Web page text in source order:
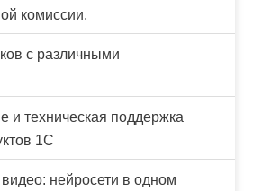
комиссии.
с различными
и техническая поддержка
1С
нейросети в одном